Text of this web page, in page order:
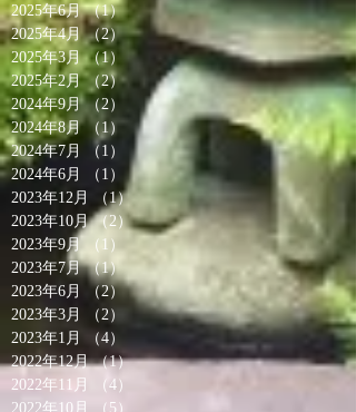
2025年6月 （1）
1件の記事
2025年4月 （2）2件の記事
2025年3月 （1）
1件の記事
2025年2月 （2）2件の記事
2024年9月 （2）
2件の記事
2024年8月 （1）1件の記事
2024年7月
（1）
1件の記事
2024年6月
（1）
1件の記事
2023年12月
（1） 1件の記事
2023年10月 （2）2件の記事
2023年9月
（1）
1件の記事
2023年7月 （1）
1件の記事
2023年6月
（2）2件の記事
2023年3月
（2）
2件の記事
2023年1月
（4）
2022年12月 （1）1件の記事
2022年11月
（4）
2022年10月
（5）